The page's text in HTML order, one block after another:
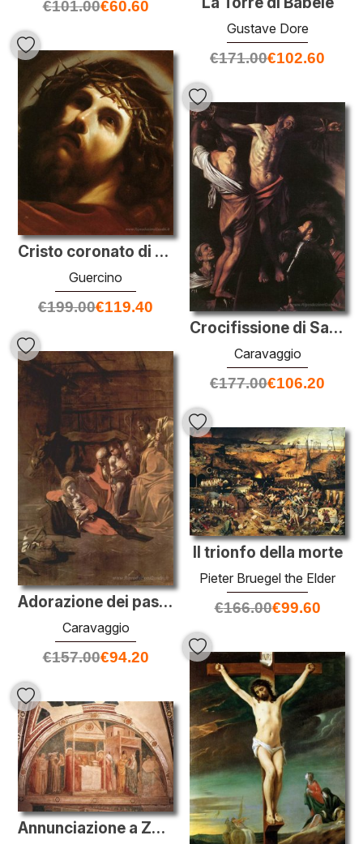
Gustave Dore
€171.00€102.60
€101.00€60.60
Cristo coronato di spine
Guercino
€199.00€119.40
Crocifissione di Sant'Andrea
Caravaggio
€177.00€106.20
Adorazione dei pastori
Caravaggio
€157.00€94.20
Il trionfo della morte
Pieter Bruegel the Elder
€166.00€99.60
Annunciazione a Zaccaria